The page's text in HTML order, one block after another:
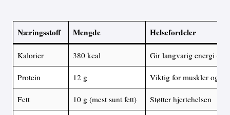
Næringsstoff Mengde Helsefordeler
Kalorier 380 kcal Gir langvarig energi og
Protein 12 g Viktig for muskler og
Fett 10 g (mest sunt fett) Støtter hjertehelsen